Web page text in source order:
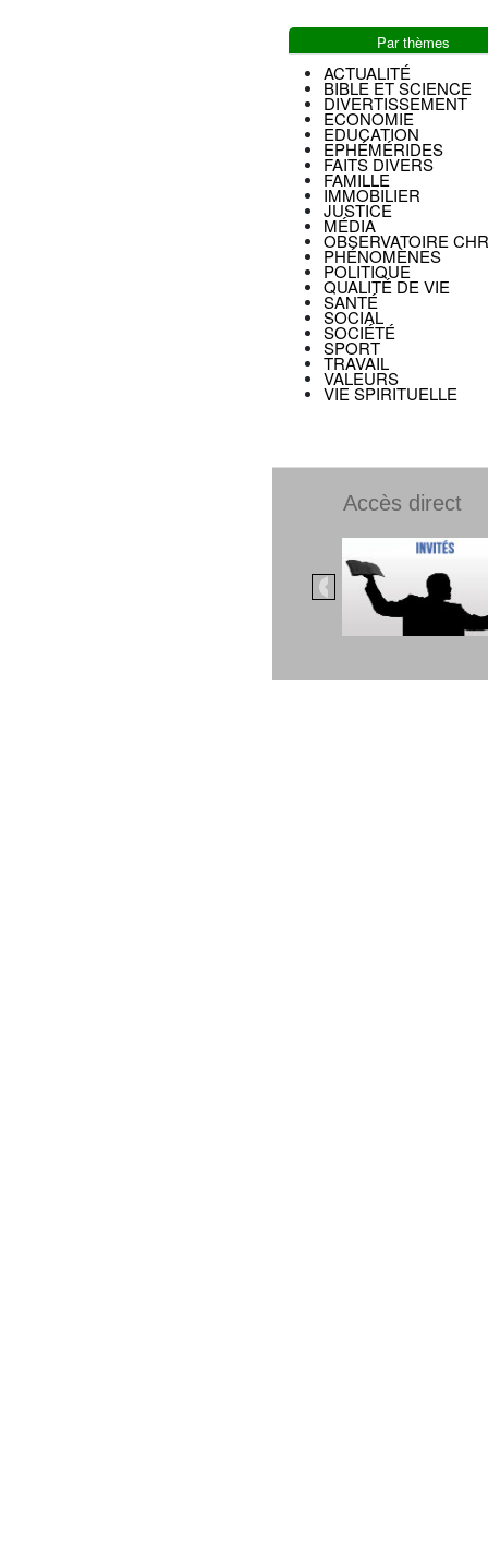
Par thèmes
ACTUALITÉ
BIBLE ET SCIENCE
DIVERTISSEMENT
ECONOMIE
EDUCATION
EPHÉMÉRIDES
FAITS DIVERS
FAMILLE
IMMOBILIER
JUSTICE
MÉDIA
OBSERVATOIRE
PHÉNOMÈNES
POLITIQUE
QUALITÉ DE VIE
SANTÉ
SOCIAL
SOCIÉTÉ
SPORT
TRAVAIL
VALEURS
VIE SPIRITUELLE
Accès direct